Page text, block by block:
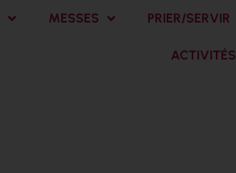
MESSES PRIER/SERVIR
ACTIVITÉS